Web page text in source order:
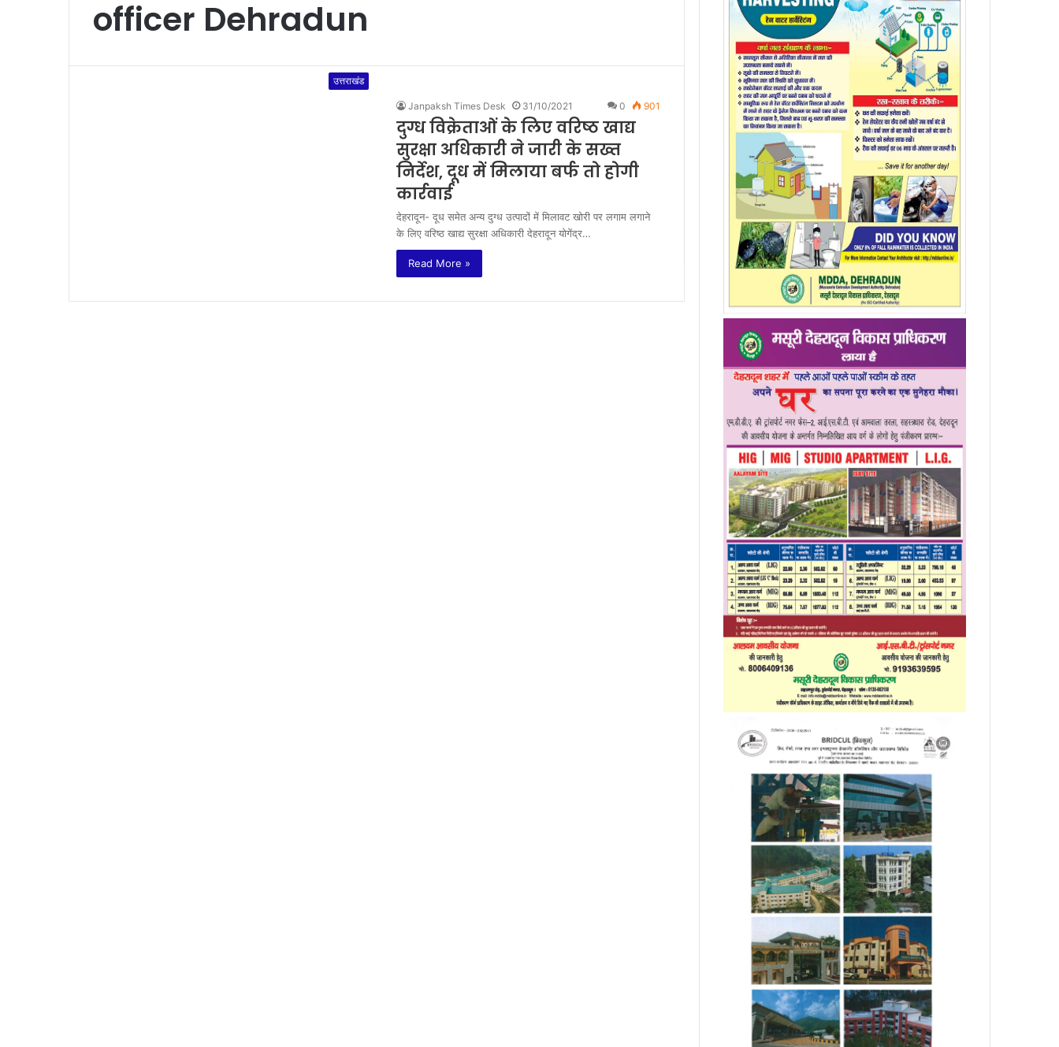
officer Dehradun
उत्तराखंड
Janpaksh Times Desk 31/10/2021 0 901
दुग्ध विक्रेताओं के लिए वरिष्ठ खाद्य
सुरक्षा अधिकारी ने जारी के सख्त
निर्देश, दूध में मिलाया बर्फ तो होगी
कार्रवाई
देहरादून- दूध समेत अन्य दुग्ध उत्पादों में मिलावट खोरी पर लगाम लगाने
के लिए वरिष्ठ खाद्य सुरक्षा अधिकारी देहरादून योगेंद्र…
Read More »